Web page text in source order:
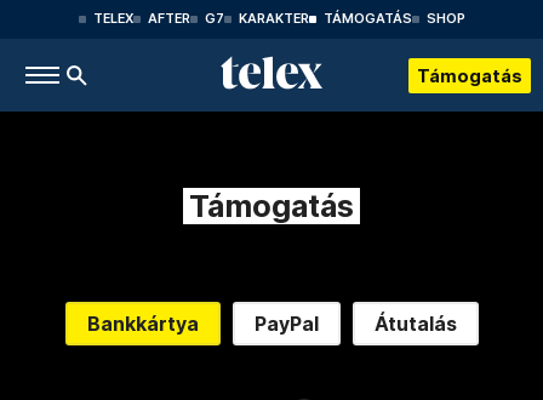
TELEX AFTER G7 KARAKTER TÁMOGATÁS SHOP
Támogatás
Támogatás
Bankkártya PayPal Átutalás